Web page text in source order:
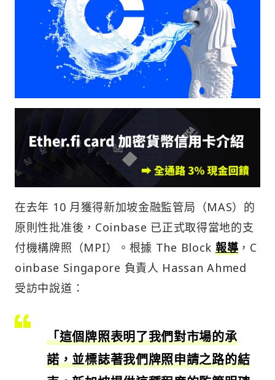
在去年 10 月獲得新加坡金融監管局（MAS）的
原則性批准後，Coinbase 已正式取得當地的支
付機構牌照（MPI）。根據 The Block 報導 ，C
oinbase Singapore 負責人 Hassan Ahmed
受訪中說道：
「這個牌照表明了我們對市場的承
諾，並標誌著我們牌照申請之路的結